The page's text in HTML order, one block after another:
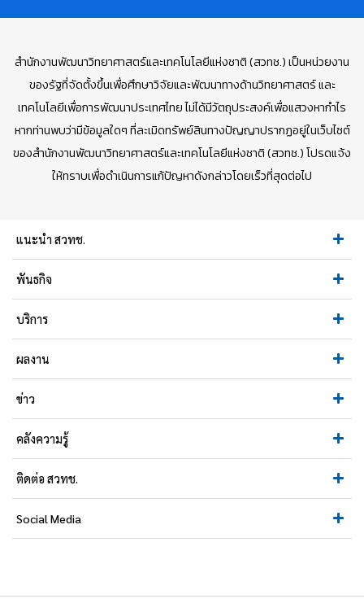
สำนักงานพัฒนาวิทยาศาสตร์และเทคโนโลยีแห่งชาติ (สวทช.) เป็นหน่วยงาน
ของรัฐที่จัดตั้งขึ้นเพื่อศึกษาวิจัยและพัฒนาทางด้านวิทยาศาสตร์ และ
เทคโนโลยีเพื่อการพัฒนาประเทศไทย ไม่ได้มีวัตถุประสงค์เพื่อแสวงหากำไร
หากท่านพบว่ามีข้อมูลใดๆ ที่ละเมิดทรัพย์สินทางปัญญาปรากฏอยู่ในเว็บไซต์
ของสำนักงานพัฒนาวิทยาศาสตร์และเทคโนโลยีแห่งชาติ (สวทช.) โปรดแจ้ง
ให้ทราบเพื่อดำเนินการแก้ปัญหาดังกล่าวโดยเร็วที่สุดต่อไป
แนะนำ สวทช.
พันธกิจ
บริการ
ผลงาน
ข่าว
คลังความรู้
ติดต่อ สวทช.
Social Media